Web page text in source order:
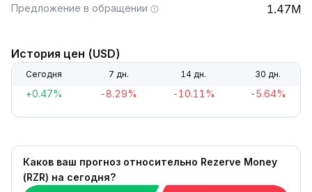
Предложение в обращении 1.47M
История цен (USD)
Сегодня 7 дн. 14 дн. 30 дн.
+0.47% -8.29% -10.11% -5.64%
Каков ваш прогноз относительно Rezerve Money
(RZR) на сегодня?